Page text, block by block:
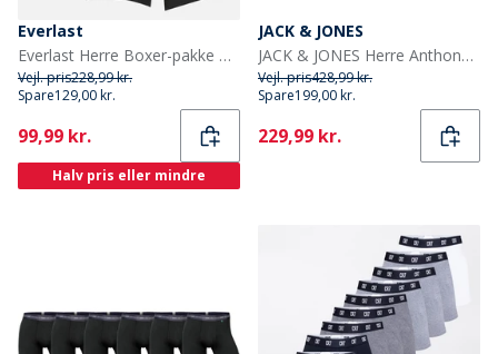
Everlast
Everlast Herre Boxer-pakke med 5 stykker Sort/Sort
Vejl. pris228,99 kr.
Spare129,00 kr.
Current
99,99 kr.
Halv pris eller mindre
JACK & JONES
JACK & JONES Herre Anthony Boxer shorts Sort
Vejl. pris428,99 kr.
Spare199,00 kr.
Current
229,99 kr.